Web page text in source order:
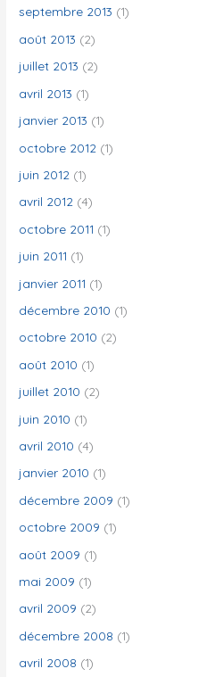
septembre 2013 (1)
août 2013 (2)
juillet 2013 (2)
avril 2013 (1)
janvier 2013 (1)
octobre 2012 (1)
juin 2012 (1)
avril 2012 (4)
octobre 2011 (1)
juin 2011 (1)
janvier 2011 (1)
décembre 2010 (1)
octobre 2010 (2)
août 2010 (1)
juillet 2010 (2)
juin 2010 (1)
avril 2010 (4)
janvier 2010 (1)
décembre 2009 (1)
octobre 2009 (1)
août 2009 (1)
mai 2009 (1)
avril 2009 (2)
décembre 2008 (1)
avril 2008 (1)